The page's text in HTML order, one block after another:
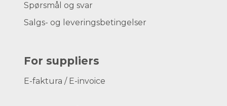
Spørsmål og svar
Salgs- og leveringsbetingelser
For suppliers
E-faktura / E-invoice